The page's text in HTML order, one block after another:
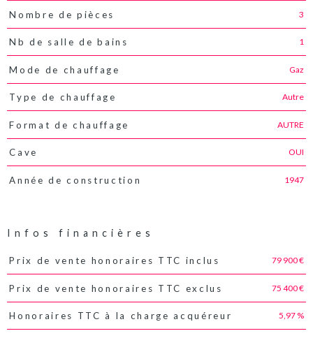
Nombre de pièces 3
Nb de salle de bains 1
Mode de chauffage Gaz
Type de chauffage Autre
Format de chauffage AUTRE
Cave OUI
Année de construction 1947
Infos financières
Caractéristiques Valeurs
Prix de vente honoraires TTC inclus 79 900 €
Prix de vente honoraires TTC exclus 75 400 €
Honoraires TTC à la charge acquéreur 5,97 %